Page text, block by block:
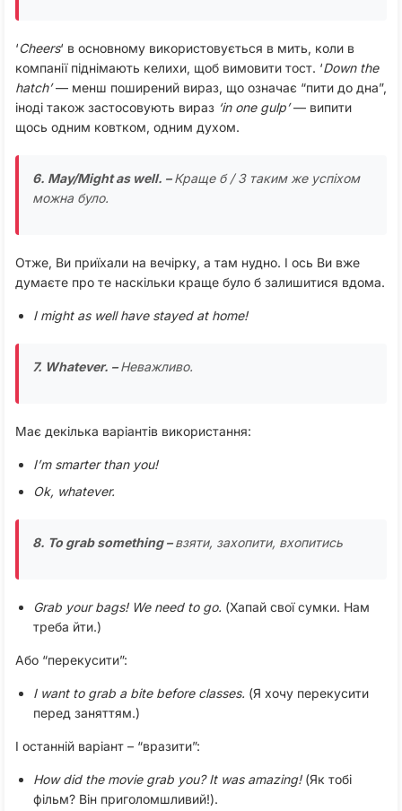
‘Cheers‘ в основному використовується в мить, коли в
компанії піднімають келихи, щоб вимовити тост. ‘Down the
hatch’— менш поширений вираз, що означає “пити до дна”,
іноді також застосовують вираз ‘in one gulp’— випити
щось одним ковтком, одним духом.
6. May/Might as well. –Краще б / З таким же успіхом
можна було.
Отже, Ви приїхали на вечірку, а там нудно. І ось Ви вже
думаєте про те наскільки краще було б залишитися вдома.
I might as well have stayed at home!
7. Whatever. –Неважливо.
Має декілька варіантів використання:
I’m smarter than you!
Ok, whatever.
8. To grab something –взяти, захопити, вхопитись
Grab your bags! We need to go. (Хапай свої сумки. Нам
треба йти.)
Або “перекусити”:
I want to grab a bite before classes. (Я хочу перекусити
перед заняттям.)
І останній варіант – “вразити”:
How did the movie grab you? It was amazing!(Як тобі
фільм? Він приголомшливий!).